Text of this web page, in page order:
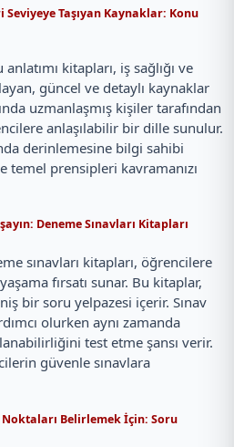
Taşıyan Kaynaklar: Konu
anlatımı kitapları, iş sağlığı ve
güncel ve detaylı kaynaklar
uzmanlaşmış kişiler tarafından
anlaşılabilir bir dille sunulur.
derinlemesine bilgi sahibi
temel prensipleri kavramanızı
Deneme Sınavları Kitapları
sınavları kitapları, öğrencilere
fırsatı sunar. Bu kitaplar,
bir soru yelpazesi içerir. Sınav
olurken aynı zamanda
test etme şansı verir.
güvenle sınavlara
Belirlemek İçin: Soru